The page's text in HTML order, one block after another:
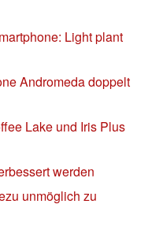
Light plant
Andromeda doppelt
Lake und Iris Plus
werden
unmöglich zu